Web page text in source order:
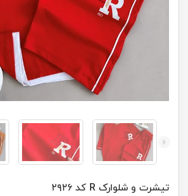
تیشرت و شلوارک R کد ۲۹۲۶